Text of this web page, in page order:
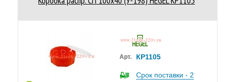
Арт. КР1105
Срок поставки - 2